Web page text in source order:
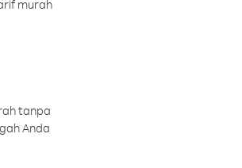
murah
tanpa
Anda